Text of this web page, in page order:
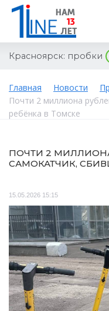
Красноярск: пробки
Главная Новости
Почти 2 миллиона
ребёнка в Томске
ПОЧТИ 2
САМОКАТЧИК,
15.05.2026 15:15